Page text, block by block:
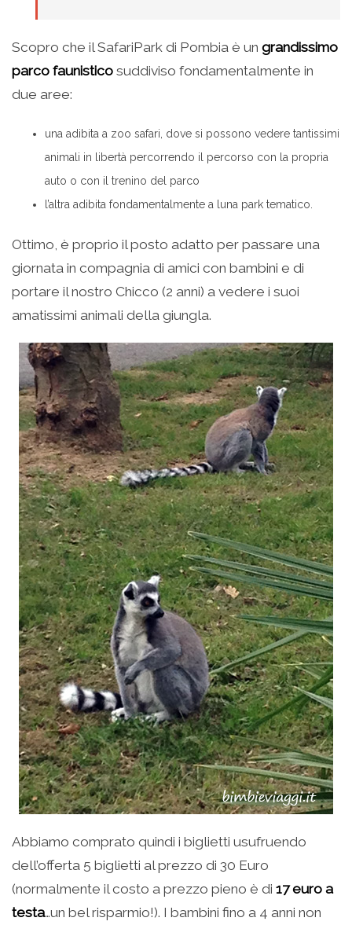
Scopro che il SafariPark di Pombia è un grandissimo
parco faunistico suddiviso fondamentalmente in
due aree:
una adibita a zoo safari, dove si possono vedere tantissimi
animali in libertà percorrendo il percorso con la propria
auto o con il trenino del parco
l’altra adibita fondamentalmente a luna park tematico.
Ottimo, è proprio il posto adatto per passare una
giornata in compagnia di amici con bambini e di
portare il nostro Chicco (2 anni) a vedere i suoi
amatissimi animali della giungla.
Abbiamo comprato quindi i biglietti usufruendo
dell’offerta 5 biglietti al prezzo di 30 Euro
(normalmente il costo a prezzo pieno è di 17 euro a
testa…un bel risparmio!). I bambini fino a 4 anni non